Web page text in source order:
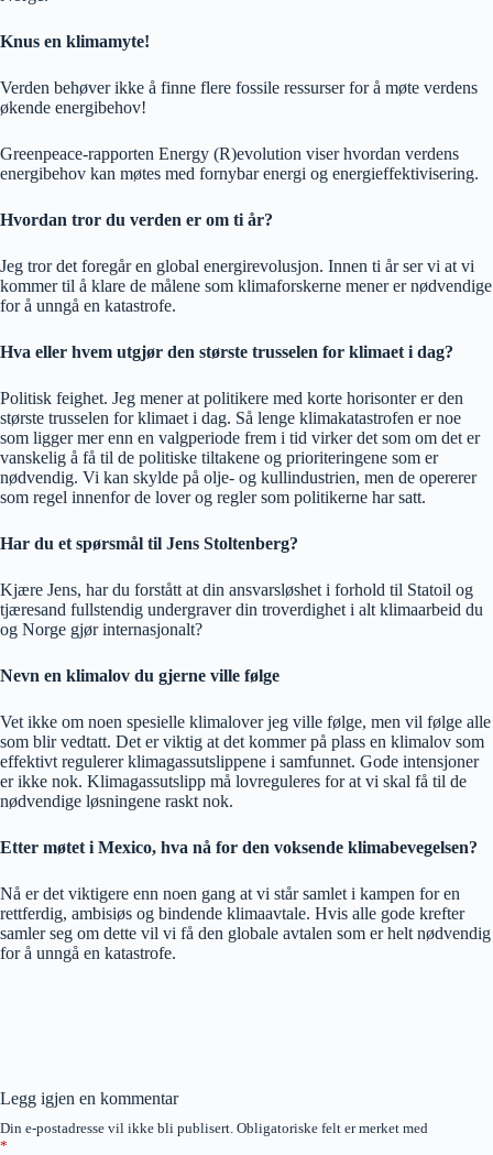
Knus en klimamyte!
Verden behøver ikke å finne flere fossile ressurser for å møte verdens
økende energibehov!
Greenpeace-rapporten Energy (R)evolution viser hvordan verdens
energibehov kan møtes med fornybar energi og energieffektivisering.
Hvordan tror du verden er om ti år?
Jeg tror det foregår en global energirevolusjon. Innen ti år ser vi at vi
kommer til å klare de målene som klimaforskerne mener er nødvendige
for å unngå en katastrofe.
Hva eller hvem utgjør den største trusselen for klimaet i dag?
Politisk feighet. Jeg mener at politikere med korte horisonter er den
største trusselen for klimaet i dag. Så lenge klimakatastrofen er noe
som ligger mer enn en valgperiode frem i tid virker det som om det er
vanskelig å få til de politiske tiltakene og prioriteringene som er
nødvendig. Vi kan skylde på olje- og kullindustrien, men de opererer
som regel innenfor de lover og regler som politikerne har satt.
Har du et spørsmål til Jens Stoltenberg?
Kjære Jens, har du forstått at din ansvarsløshet i forhold til Statoil og
tjæresand fullstendig undergraver din troverdighet i alt klimaarbeid du
og Norge gjør internasjonalt?
Nevn en klimalov du gjerne ville følge
Vet ikke om noen spesielle klimalover jeg ville følge, men vil følge alle
som blir vedtatt. Det er viktig at det kommer på plass en klimalov som
effektivt regulerer klimagassutslippene i samfunnet. Gode intensjoner
er ikke nok. Klimagassutslipp må lovreguleres for at vi skal få til de
nødvendige løsningene raskt nok.
Etter møtet i Mexico, hva nå for den voksende klimabevegelsen?
Nå er det viktigere enn noen gang at vi står samlet i kampen for en
rettferdig, ambisiøs og bindende klimaavtale. Hvis alle gode krefter
samler seg om dette vil vi få den globale avtalen som er helt nødvendig
for å unngå en katastrofe.
Legg igjen en kommentar
Din e-postadresse vil ikke bli publisert. Obligatoriske felt er merket med
*